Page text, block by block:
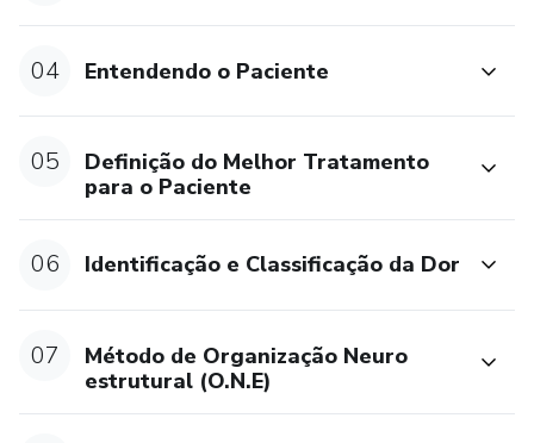
04 Entendendo o Paciente
05
Definição do Melhor Tratamento
para o Paciente
06 Identificação e Classificação da Dor
07
Método de Organização Neuro
estrutural (O.N.E)